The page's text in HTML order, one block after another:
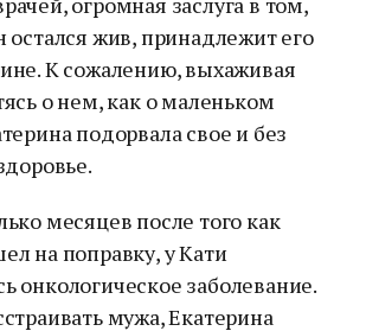
остался жив, принадлежит его
К сожалению, выхаживая
о нем, как о маленьком
подорвала свое и без
месяцев после того как
на поправку, у Кати
онкологическое заболевание.
мужа, Екатерина